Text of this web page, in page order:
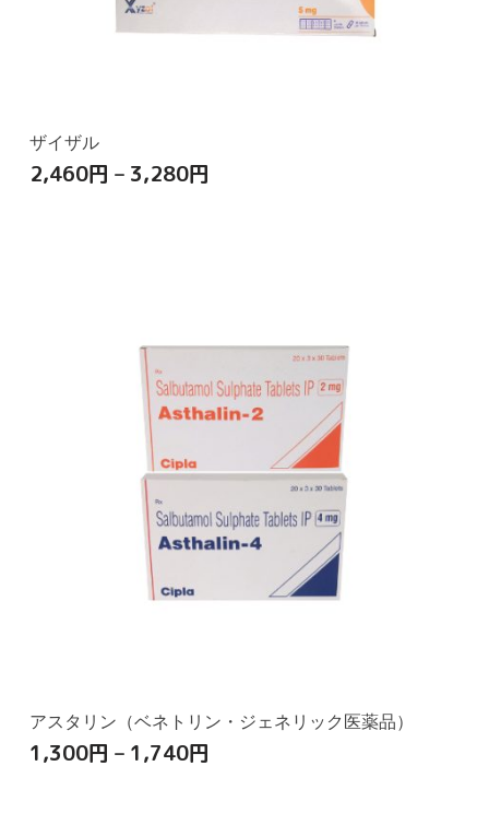
ザイザル
2,460円 – 3,280円
アスタリン（ベネトリン・ジェネリック医薬品）
1,300円 – 1,740円